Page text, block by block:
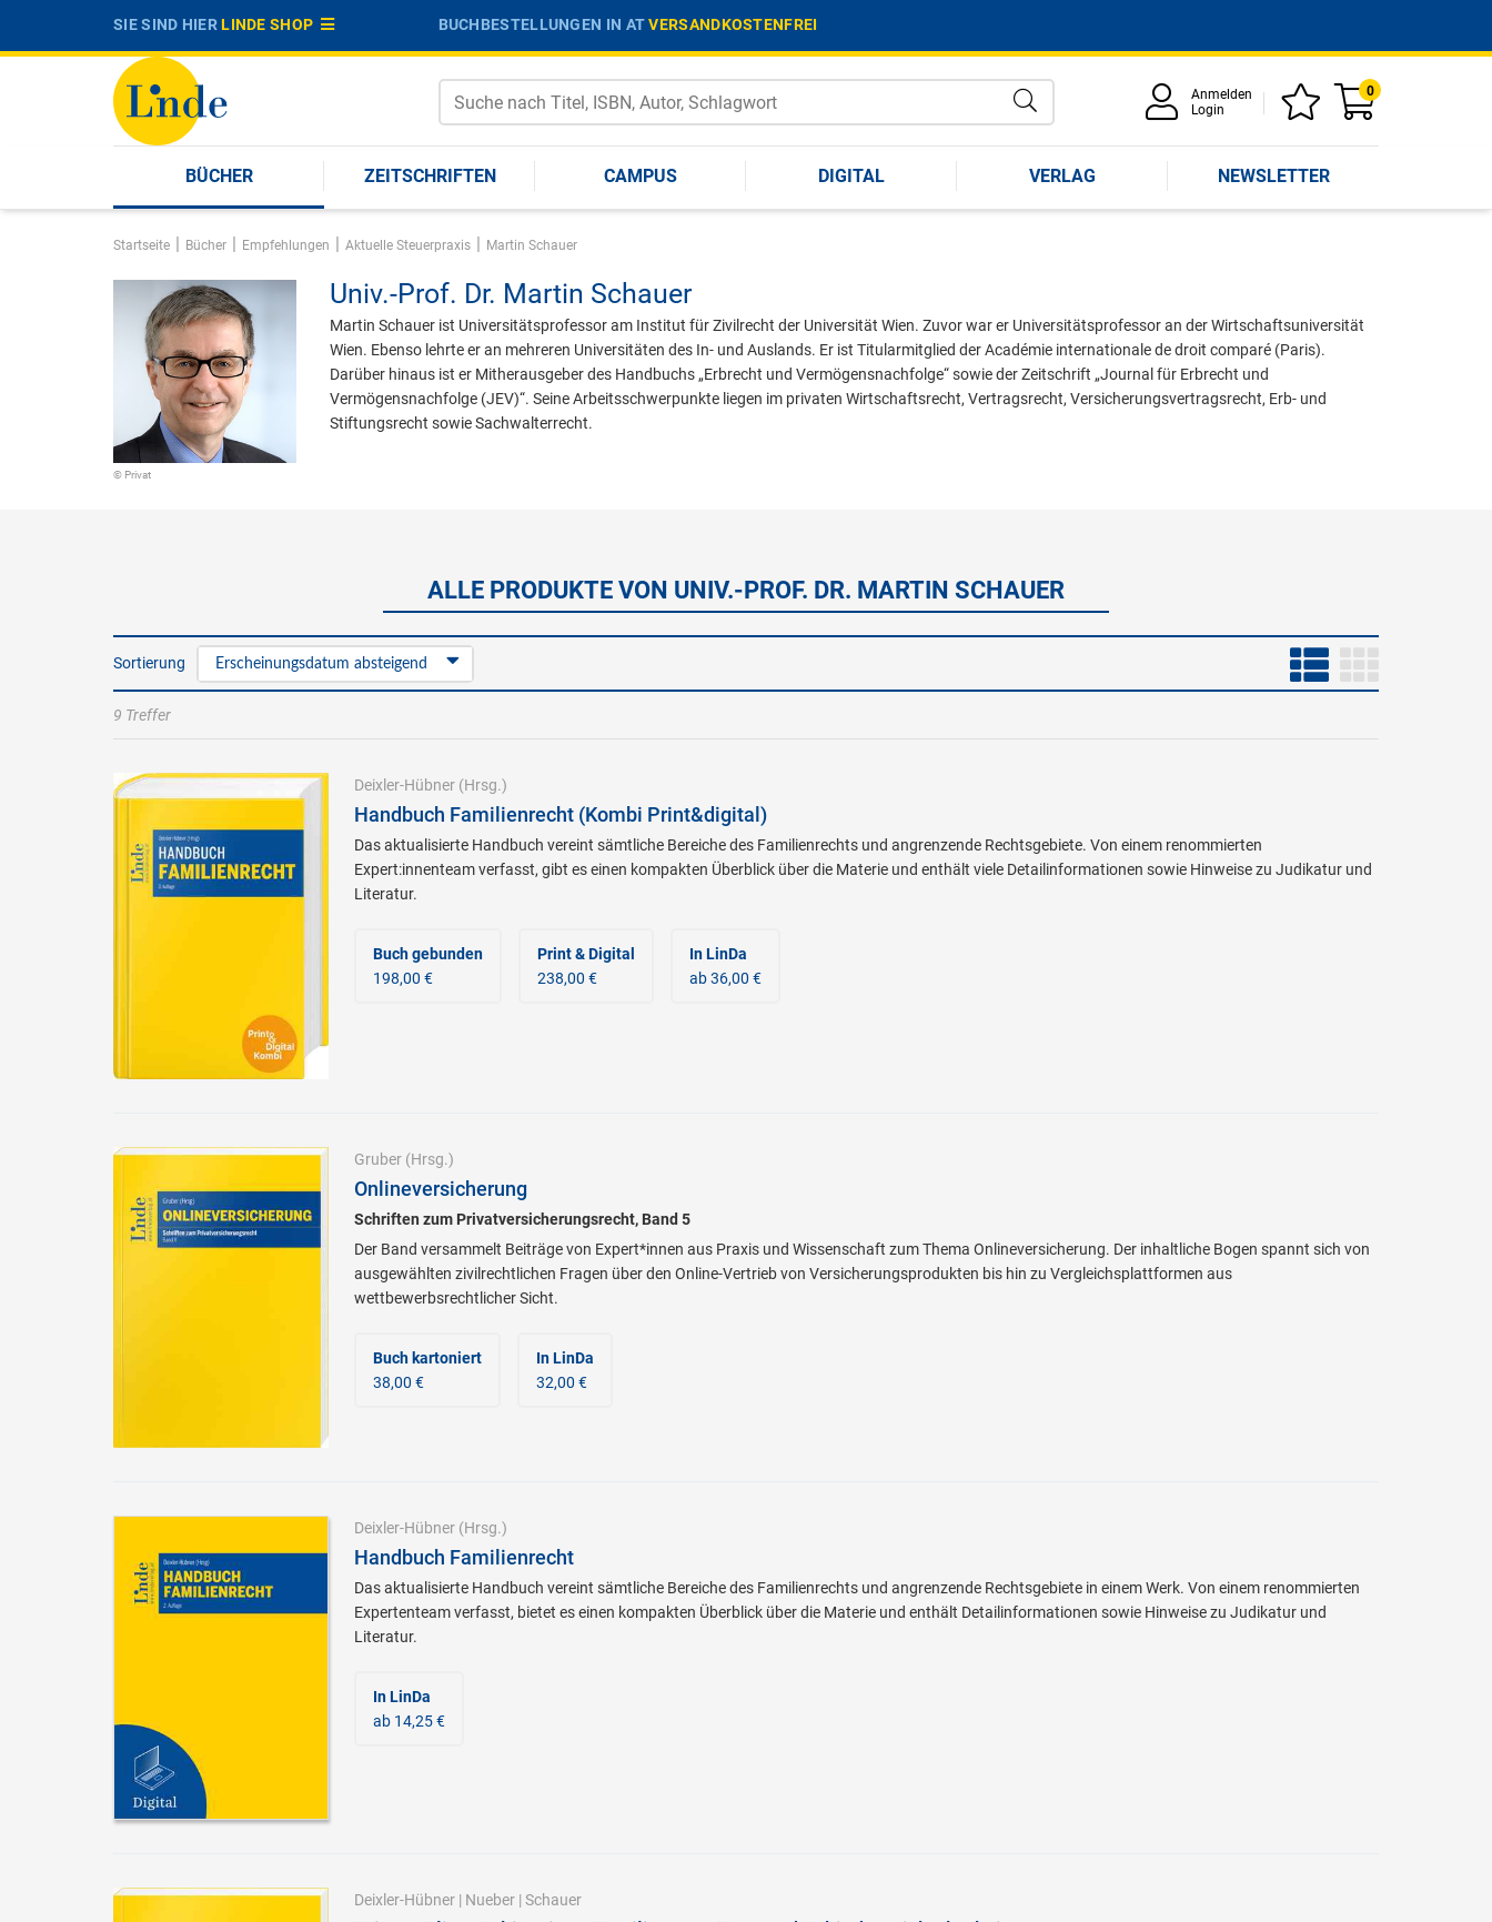
SIE SIND HIERLINDE SHOP BUCHBESTELLUNGEN IN ATVERSANDKOSTENFREI
Anmelden
Login
0
BÜCHER ZEITSCHRIFTEN CAMPUS DIGITAL VERLAG NEWSLETTER
Startseite | Bücher | Empfehlungen | Aktuelle Steuerpraxis | Martin Schauer
© Privat
Univ.-Prof. Dr. Martin Schauer
Martin Schauer ist Universitätsprofessor am Institut für Zivilrecht der Universität Wien. Zuvor war er Universitätsprofessor an der Wirtschaftsuniversität
Wien. Ebenso lehrte er an mehreren Universitäten des In- und Auslands. Er ist Titularmitglied der Académie internationale de droit comparé (Paris).
Darüber hinaus ist er Mitherausgeber des Handbuchs „Erbrecht und Vermögensnachfolge“ sowie der Zeitschrift „Journal für Erbrecht und
Vermögensnachfolge (JEV)“. Seine Arbeitsschwerpunkte liegen im privaten Wirtschaftsrecht, Vertragsrecht, Versicherungsvertragsrecht, Erb- und
Stiftungsrecht sowie Sachwalterrecht.
ALLE PRODUKTE VON UNIV.-PROF. DR. MARTIN SCHAUER
Sortierung Erscheinungsdatum absteigend
9 Treffer
Deixler-Hübner(Hrsg.)
Handbuch Familienrecht (Kombi Print&digital)
Das aktualisierte Handbuch vereint sämtliche Bereiche des Familienrechts und angrenzende Rechtsgebiete. Von einem renommierten
Expert:innenteam verfasst, gibt es einen kompakten Überblick über die Materie und enthält viele Detailinformationen sowie Hinweise zu Judikatur und
Literatur.
Buch gebunden
198,00 €
Print & Digital
238,00 €
In LinDa
ab 36,00 €
Gruber(Hrsg.)
Onlineversicherung
Schriften zum Privatversicherungsrecht, Band 5
Der Band versammelt Beiträge von Expert*innen aus Praxis und Wissenschaft zum Thema Onlineversicherung. Der inhaltliche Bogen spannt sich von
ausgewählten zivilrechtlichen Fragen über den Online-Vertrieb von Versicherungsprodukten bis hin zu Vergleichsplattformen aus
wettbewerbsrechtlicher Sicht.
Buch kartoniert
38,00 €
In LinDa
32,00 €
Deixler-Hübner(Hrsg.)
Handbuch Familienrecht
Das aktualisierte Handbuch vereint sämtliche Bereiche des Familienrechts und angrenzende Rechtsgebiete in einem Werk. Von einem renommierten
Expertenteam verfasst, bietet es einen kompakten Überblick über die Materie und enthält Detailinformationen sowie Hinweise zu Judikatur und
Literatur.
In LinDa
ab 14,25 €
Deixler-Hübner| Nueber| Schauer